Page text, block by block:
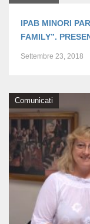
IPAB MINORI
FAMILY”.
Settembre 23, 2018
Comunicati